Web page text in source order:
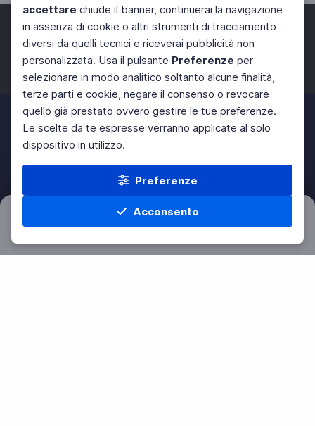
accettare chiude il banner, continuerai la navigazione
in assenza di cookie o altri strumenti di tracciamento
diversi da quelli tecnici e riceverai pubblicità non
personalizzata. Usa il pulsante Preferenze per
selezionare in modo analitico soltanto alcune finalità,
terze parti e cookie, negare il consenso o revocare
quello già prestato ovvero gestire le tue preferenze.
Le scelte da te espresse verranno applicate al solo
dispositivo in utilizzo.
Preferenze
Acconsento
Home Materie Cerca Menu
Filtri Azzera
Facebook Twitter Instagram